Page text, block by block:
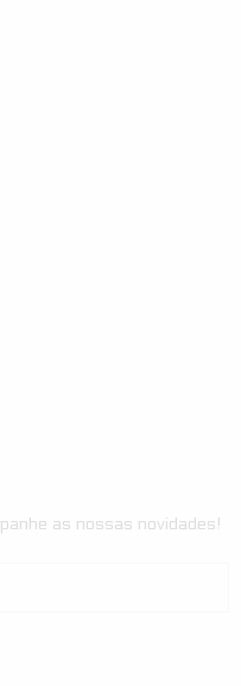
as nossas novidades!